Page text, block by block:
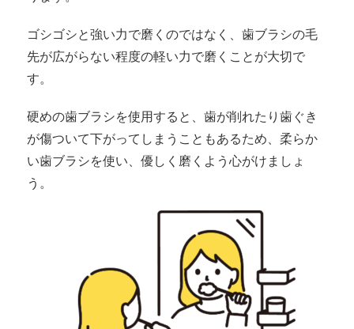
ゴシゴシと強い力で磨くのではなく、歯ブラシの毛
先が広がらない程度の軽い力で磨くことが大切で
す。
硬めの歯ブラシを使用すると、歯が削れたり歯ぐき
が傷ついて下がってしまうこともあるため、柔らか
い歯ブラシを使い、優しく磨くよう心がけましょ
う。